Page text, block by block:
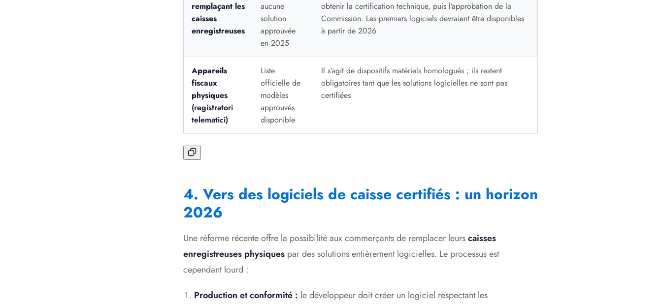
remplaçant les
caisses
enregistreuses
aucune
solution
approuvée
en 2025
obtenir la certification technique, puis l’approbation de la
Commission. Les premiers logiciels devraient être disponibles
à partir de 2026
Appareils
fiscaux
physiques
(registratori
telematici)
Liste
officielle de
modèles
approuvés
disponible
Il s’agit de dispositifs matériels homologués ; ils restent
obligatoires tant que les solutions logicielles ne sont pas
certifiées
4. Vers des logiciels de caisse certifiés : un horizon
2026
Une réforme récente offre la possibilité aux commerçants de remplacer leurscaisses
enregistreuses physiques par des solutions entièrement logicielles. Le processus est
cependant lourd :
Production et conformité : le développeur doit créer un logiciel respectant les